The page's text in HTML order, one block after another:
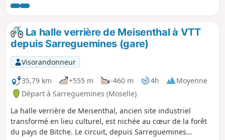
il y a une route forestière et des chemins plus caillouteux
(petit ballast). Vous utiliserez également une portion du
Nordicpark. Les chemins sont toujours perpendiculaires les
uns aux autres, il est donc difficile de se perdre.
La halle verrière de Meisenthal à VTT
depuis Sarreguemines (gare)
Visorandonneur
35,79 km
+555 m -460 m 4h
Moyenne
Départ à Sarreguemines (Moselle)
La halle verrière de Meisenthal, ancien site industriel
transformé en lieu culturel, est nichée au cœur de la forêt
du pays de Bitche. Le circuit, depuis Sarreguemines